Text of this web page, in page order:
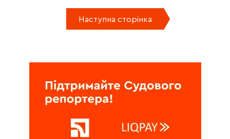
Наступна сторінка